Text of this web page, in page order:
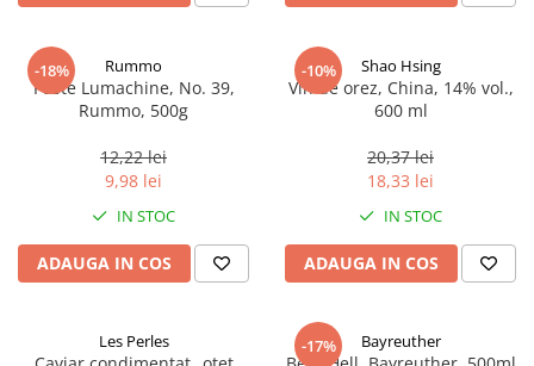
-18% Rummo
Paste Lumachine, No. 39,
Rummo, 500g
12,22 lei
9,98 lei
IN STOC
ADAUGA IN COS
-10% Shao Hsing
Vin de orez, China, 14% vol.,
600 ml
20,37 lei
18,33 lei
IN STOC
ADAUGA IN COS
Les Perles -17% Bayreuther